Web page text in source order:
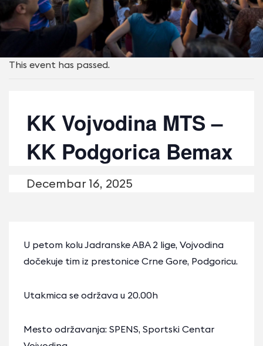
This event has passed.
KK Vojvodina MTS –
KK Podgorica Bemax
Decembar 16, 2025
U petom kolu Jadranske ABA 2 lige, Vojvodina
dočekuje tim iz prestonice Crne Gore, Podgoricu.
Utakmica se održava u 20.00h
Mesto održavanja: SPENS, Sportski Centar